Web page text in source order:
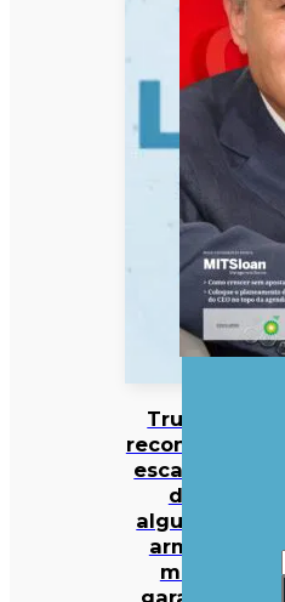
Trump
reconhece
escassez
de
algumas
armas
mas
garante